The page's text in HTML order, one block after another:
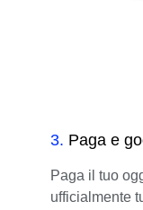
3. Paga e
Paga il tuo
ufficialmente